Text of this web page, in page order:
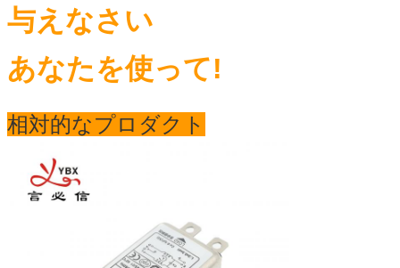
与えなさい
あなたを使って!
相対的なプロダクト